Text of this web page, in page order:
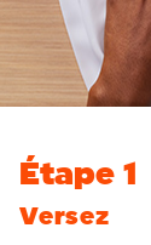
Étape 1
Versez